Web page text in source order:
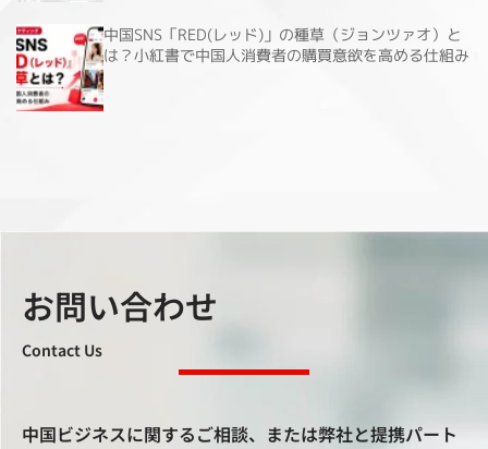
中国SNS「RED(レッド)」の種草（ジョンツァオ）と
は？小紅書で中国人消費者の購買意欲を高める仕組み
お問い合わせ
Contact Us
中国ビジネスに関するご相談、または弊社と提携パート